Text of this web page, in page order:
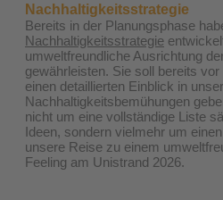
Nachhaltigkeitsstrategie
Bereits in der Planungsphase
Nachhaltigkeitsstrategie
umweltfreundliche Ausrichtung
gewährleisten. Sie soll bereits
einen detaillierten Einblick in
Nachhaltigkeitsbemühungen
nicht um eine vollständige Liste
Ideen, sondern vielmehr um
unsere Reise zu einem
Feeling am Unistrand 2026.